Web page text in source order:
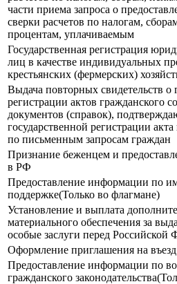
части приема запроса о
сверки расчетов по налогам,
процентам, уплачиваемым
Государственная регистрация
лиц в качестве индивидуальных
крестьянских (фермерских)
Выдача повторных свидетельств о
регистрации актов гражданского
документов (справок),
государственной регистрации
по письменным запросам граждан
Признание беженцем и
в РФ
Предоставление информации по
поддержке(Только во флагмане)
Установление и выплата
материального обеспечения за
особые заслуги перед Российской
Оформление приглашения на
Предоставление информации по
гражданского